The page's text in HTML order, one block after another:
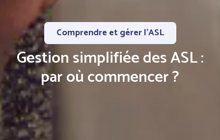
Comprendre et gérer l’ASL
Gestion simplifiée des ASL :
par où commencer ?